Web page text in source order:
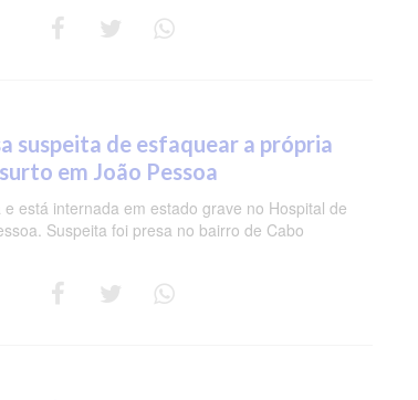
suspeita de esfaquear a própria
em João Pessoa
está internada em estado grave no Hospital de
Suspeita foi presa no bairro de Cabo